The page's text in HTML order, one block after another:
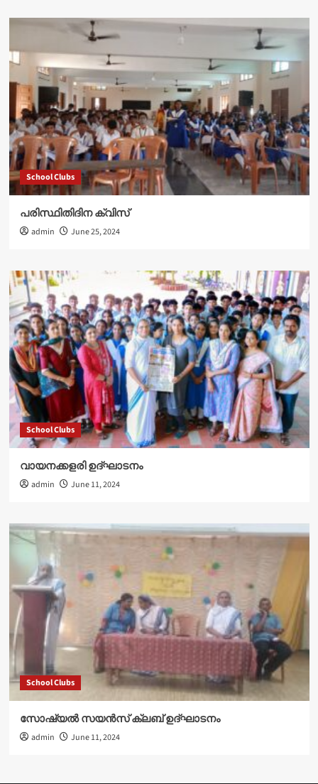
School Clubs
പരിസ്ഥിതിദിന ക്വിസ്
admin June 25, 2024
School Clubs
വായനക്കളരി ഉദ്‌ഘാടനം
admin June 11, 2024
School Clubs
സോഷ്യൽ സയൻസ് ക്ലബ് ഉദ്‌ഘാടനം
admin June 11, 2024